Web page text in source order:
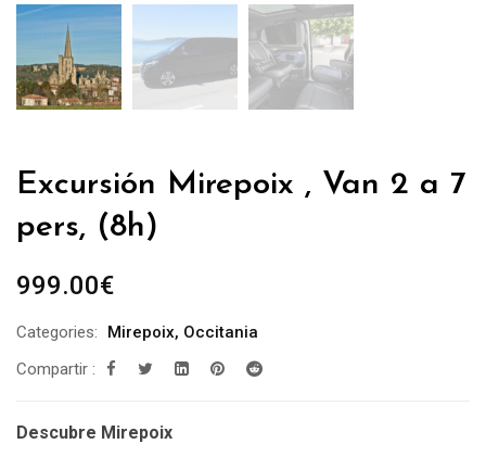
Excursión Mirepoix , Van 2 a 7
pers, (8h)
999.00€
Categories: Mirepoix, Occitania
Compartir :
Descubre Mirepoix